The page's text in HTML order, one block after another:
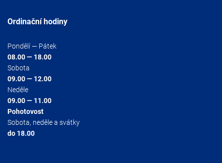
Ordinační hodiny
Pondělí — Pátek
08.00 — 18.00
Sobota
09.00 — 12.00
Neděle
09.00 — 11.00
Pohotovost
Sobota, neděle a svátky
do 18.00